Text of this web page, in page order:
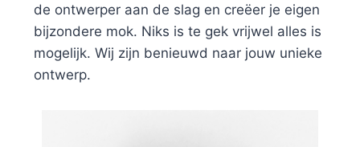
de ontwerper aan de slag en creëer je eigen
bijzondere mok. Niks is te gek vrijwel alles is
mogelijk. Wij zijn benieuwd naar jouw unieke
ontwerp.